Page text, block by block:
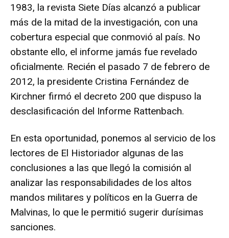
1983, la revista Siete Días alcanzó a publicar
más de la mitad de la investigación, con una
cobertura especial que conmovió al país. No
obstante ello, el informe jamás fue revelado
oficialmente. Recién el pasado 7 de febrero de
2012, la presidente Cristina Fernández de
Kirchner firmó el decreto 200 que dispuso la
desclasificación del Informe Rattenbach.
En esta oportunidad, ponemos al servicio de los
lectores de El Historiador algunas de las
conclusiones a las que llegó la comisión al
analizar las responsabilidades de los altos
mandos militares y políticos en la Guerra de
Malvinas, lo que le permitió sugerir durísimas
sanciones.